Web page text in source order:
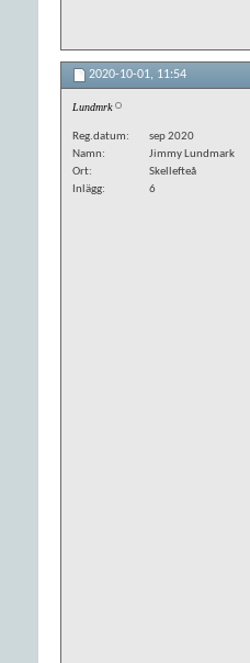
2020-10-01, 11:54
Lundmrk
Reg.datum
sep 2020
Namn
Jimmy Lundmark
Ort
Skellefteå
Inlägg
6